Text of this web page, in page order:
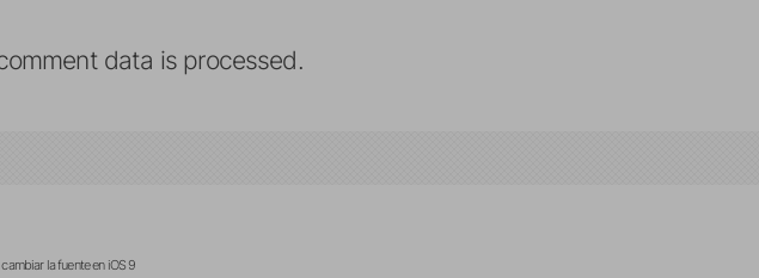
data is processed.
la fuente en iOS 9